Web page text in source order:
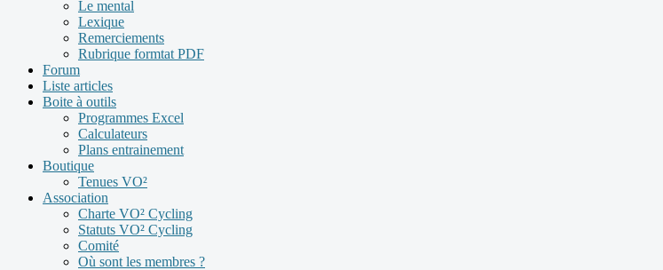
Le mental
Lexique
Remerciements
Rubrique formtat PDF
Forum
Liste articles
Boite à outils
Programmes Excel
Calculateurs
Plans entrainement
Boutique
Tenues VO²
Association
Charte VO² Cycling
Statuts VO² Cycling
Comité
Où sont les membres ?